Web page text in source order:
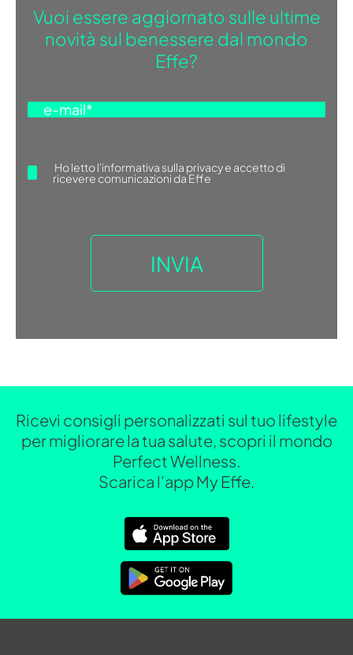
Vuoi essere aggiornato sulle ultime
novità sul benessere dal mondo
Effe?
Ho lettol'informativa sulla privacye accetto di
ricevere comunicazioni da Effe
Ricevi consigli personalizzati sul tuo lifestyle
per migliorare la tua salute, scopri il mondo
Perfect Wellness.
Scarica l'app My Effe.